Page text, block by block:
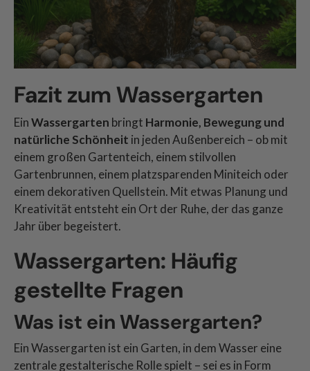
Fazit zum Wassergarten
EinWassergarten bringt Harmonie, Bewegung und
natürliche Schönheit in jeden Außenbereich – ob mit
einem großen Gartenteich, einem stilvollen
Gartenbrunnen, einem platzsparenden Miniteich oder
einem dekorativen Quellstein. Mit etwas Planung und
Kreativität entsteht ein Ort der Ruhe, der das ganze
Jahr über begeistert.
Wassergarten: Häufig
gestellte Fragen
Was ist ein Wassergarten?
Ein Wassergarten ist ein Garten, in dem Wasser eine
zentrale gestalterische Rolle spielt – sei es in Form